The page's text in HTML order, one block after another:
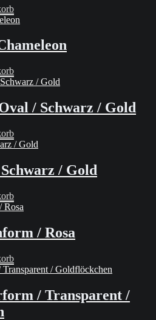
/ Schwarz / Gold
/ Gold
/ Rosa
/ Transparent /